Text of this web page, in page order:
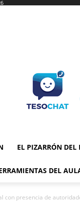
EL PIZARRÓN DEL
DEL
con presencia de